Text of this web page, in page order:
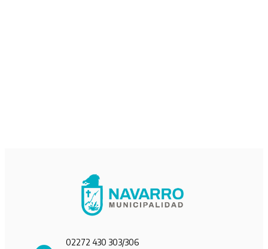
02272 430 303/306